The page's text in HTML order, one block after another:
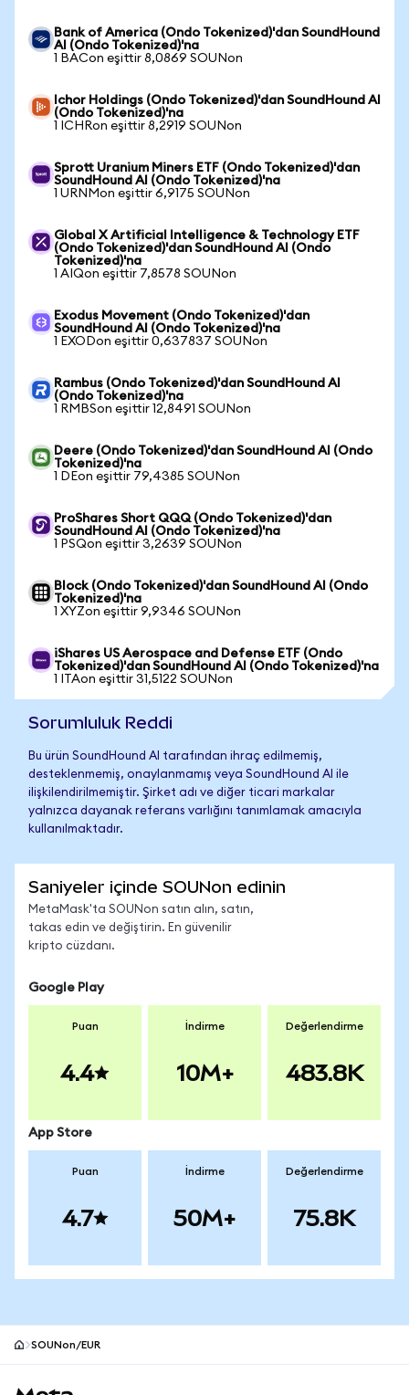
Bank of America (Ondo Tokenized)'dan SoundHound
AI (Ondo Tokenized)'na
1 BACon eşittir 8,0869 SOUNon
Ichor Holdings (Ondo Tokenized)'dan SoundHound AI
(Ondo Tokenized)'na
1 ICHRon eşittir 8,2919 SOUNon
Sprott Uranium Miners ETF (Ondo Tokenized)'dan
SoundHound AI (Ondo Tokenized)'na
1 URNMon eşittir 6,9175 SOUNon
Global X Artificial Intelligence & Technology ETF
(Ondo Tokenized)'dan SoundHound AI (Ondo
Tokenized)'na
1 AIQon eşittir 7,8578 SOUNon
Exodus Movement (Ondo Tokenized)'dan
SoundHound AI (Ondo Tokenized)'na
1 EXODon eşittir 0,637837 SOUNon
Rambus (Ondo Tokenized)'dan SoundHound AI
(Ondo Tokenized)'na
1 RMBSon eşittir 12,8491 SOUNon
Deere (Ondo Tokenized)'dan SoundHound AI (Ondo
Tokenized)'na
1 DEon eşittir 79,4385 SOUNon
ProShares Short QQQ (Ondo Tokenized)'dan
SoundHound AI (Ondo Tokenized)'na
1 PSQon eşittir 3,2639 SOUNon
Block (Ondo Tokenized)'dan SoundHound AI (Ondo
Tokenized)'na
1 XYZon eşittir 9,9346 SOUNon
iShares US Aerospace and Defense ETF (Ondo
Tokenized)'dan SoundHound AI (Ondo Tokenized)'na
1 ITAon eşittir 31,5122 SOUNon
Sorumluluk Reddi
Bu ürün SoundHound AI tarafından ihraç edilmemiş,
desteklenmemiş, onaylanmamış veya SoundHound AI ile
ilişkilendirilmemiştir. Şirket adı ve diğer ticari markalar
yalnızca dayanak referans varlığını tanımlamak amacıyla
kullanılmaktadır.
Saniyeler içinde SOUNon edinin
MetaMask'ta SOUNon satın alın, satın,
takas edin ve değiştirin. En güvenilir
kripto cüzdanı.
Google Play
Puan
4.4
İndirme
10M+
Değerlendirme
483.8K
App Store
Puan
4.7
İndirme
50M+
Değerlendirme
75.8K
SOUNon/EUR